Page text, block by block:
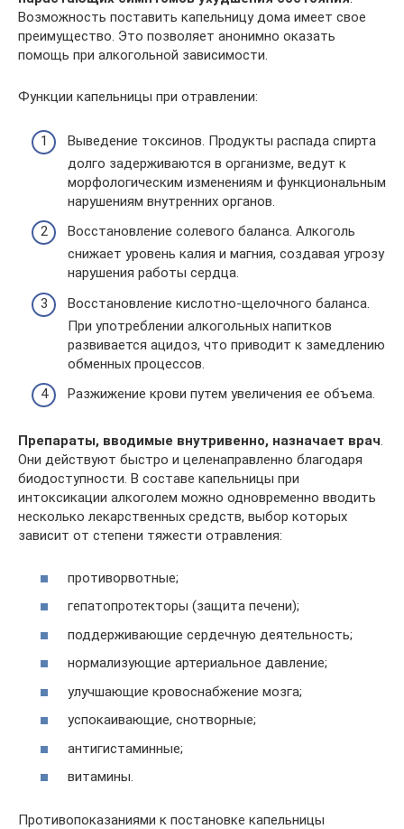
Возможность поставить капельницу дома имеет свое
преимущество. Это позволяет анонимно оказать
помощь при алкогольной зависимости.
Функции капельницы при отравлении:
Выведение токсинов. Продукты распада спирта
долго задерживаются в организме, ведут к
морфологическим изменениям и функциональным
нарушениям внутренних органов.
Восстановление солевого баланса. Алкоголь
снижает уровень калия и магния, создавая угрозу
нарушения работы сердца.
Восстановление кислотно-щелочного баланса.
При употреблении алкогольных напитков
развивается ацидоз, что приводит к замедлению
обменных процессов.
Разжижение крови путем увеличения ее объема.
Препараты, вводимые внутривенно, назначает врач.
Они действуют быстро и целенаправленно благодаря
биодоступности. В составе капельницы при
интоксикации алкоголем можно одновременно вводить
несколько лекарственных средств, выбор которых
зависит от степени тяжести отравления:
противорвотные;
гепатопротекторы (защита печени);
поддерживающие сердечную деятельность;
нормализующие артериальное давление;
улучшающие кровоснабжение мозга;
успокаивающие, снотворные;
антигистаминные;
витамины.
Противопоказаниями к постановке капельницы